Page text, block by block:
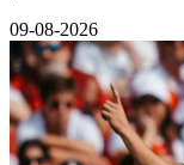
09-08-2026